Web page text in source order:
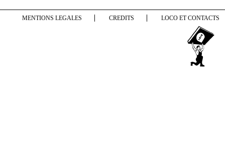
MENTIONS LEGALES CREDITS LOCO ET CONTACTS